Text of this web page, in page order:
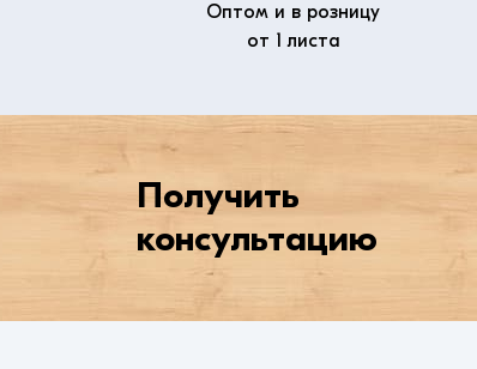
Оптом и в розницу
от 1 листа
Получить
консультацию